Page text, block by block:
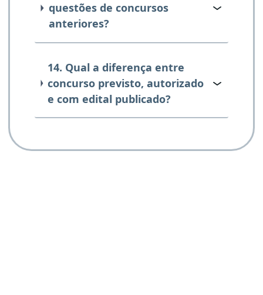
questões de concursos
anteriores?
14. Qual a diferença entre
concurso previsto, autorizado
e com edital publicado?